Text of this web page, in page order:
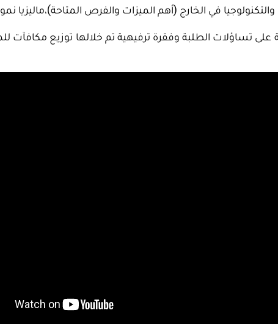
في الخارج (أهم الميزات والفرص المتاحة)،ماليزيا
على تساؤلات الطلبة وفقرة ترفيهية تم خلالها توزيع مكافآت